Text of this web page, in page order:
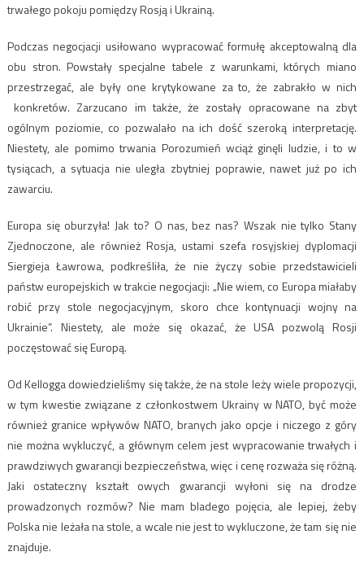
trwałego pokoju pomiędzy Rosją i Ukrainą.
Podczas negocjacji usiłowano wypracować formułę akceptowalną dla
obu stron. Powstały specjalne tabele z warunkami, których miano
przestrzegać, ale były one krytykowane za to, że zabrakło w nich
konkretów. Zarzucano im także, że zostały opracowane na zbyt
ogólnym poziomie, co pozwalało na ich dość szeroką interpretację.
Niestety, ale pomimo trwania Porozumień wciąż ginęli ludzie, i to w
tysiącach, a sytuacja nie uległa zbytniej poprawie, nawet już po ich
zawarciu.
Europa się oburzyła! Jak to? O nas, bez nas? Wszak nie tylko Stany
Zjednoczone, ale również Rosja, ustami szefa rosyjskiej dyplomacji
Siergieja Ławrowa, podkreśliła, że nie życzy sobie przedstawicieli
państw europejskich w trakcie negocjacji: „Nie wiem, co Europa miałaby
robić przy stole negocjacyjnym, skoro chce kontynuacji wojny na
Ukrainie”. Niestety, ale może się okazać, że USA pozwolą Rosji
poczęstować się Europą.
Od Kellogga dowiedzieliśmy się także, że na stole leży wiele propozycji,
w tym kwestie związane z członkostwem Ukrainy w NATO, być może
również granice wpływów NATO, branych jako opcje i niczego z góry
nie można wykluczyć, a głównym celem jest wypracowanie trwałych i
prawdziwych gwarancji bezpieczeństwa, więc i cenę rozważa się różną.
Jaki ostateczny kształt owych gwarancji wyłoni się na drodze
prowadzonych rozmów? Nie mam bladego pojęcia, ale lepiej, żeby
Polska nie leżała na stole, a wcale nie jest to wykluczone, że tam się nie
znajduje.